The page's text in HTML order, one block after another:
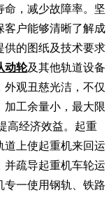
命，减少故障率。坚
客户能够清晰了解成
供的图纸及技术要求
动轮及其他轨道设备
外观丑慈光洁，不仅
加工余量小，最大限
高经济效益。起重
道上使起重机来回运
并疏导起重机车轮运
专一使用钢轨、铁路